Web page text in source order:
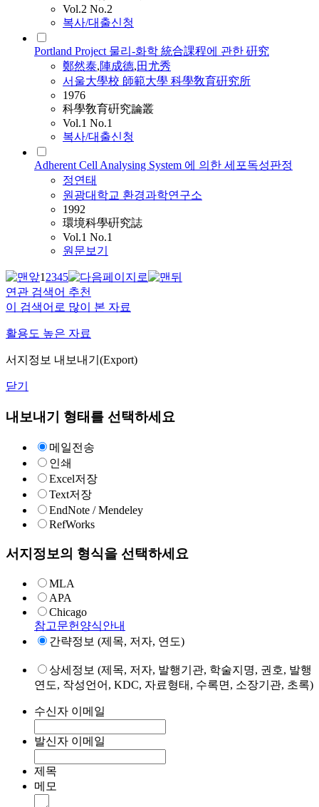
Vol.2 No.2
복사/대출신청
Portland Project 물리-화학 統合課程에 관한 硏究
鄭然泰,陣成德,田尤秀
서울大學校 師範大學 科學敎育硏究所
1976
科學敎育硏究論叢
Vol.1 No.1
복사/대출신청
Adherent Cell Analysing System 에 의한 세포독성판정
정연태
원광대학교 환경과학연구소
1992
環境科學硏究誌
Vol.1 No.1
원문보기
12345
연관 검색어 추천
이 검색어로 많이 본 자료
활용도 높은 자료
서지정보 내보내기(Export)
닫기
내보내기 형태를 선택하세요
메일전송
인쇄
Excel저장
Text저장
EndNote / Mendeley
RefWorks
서지정보의 형식을 선택하세요
MLA
APA
Chicago
참고문헌양식안내
간략정보 (제목, 저자, 연도)
상세정보 (제목, 저자, 발행기관, 학술지명, 권호, 발행
연도, 작성언어, KDC, 자료형태, 수록면, 소장기관, 초록)
수신자 이메일
발신자 이메일
제목
메모